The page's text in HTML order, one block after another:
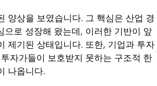
양상을 보였습니다. 그 핵심은 산업 경
로 성장해 왔는데, 이러한 기반이 앞
제기된 상태입니다. 또한, 기업과 투자
자가들이 보호받지 못하는 구조적 한
나옵니다.